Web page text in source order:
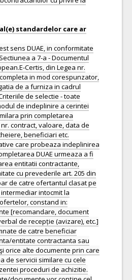
standardelor care ar
sens DUAE, in conformitate
a 7-a - Documentul
Certis, din Legea nr.
in mod corespunzator,
de a furniza in cadrul
de selectie - toate
de indeplinire a cerintei
prin completarea
contract, valoare, data de
beneficiari etc.
care probeaza indeplinirea
DUAE urmeaza a fi
entitatii contractante,
cu prevederile art. 205 din
de catre ofertantul clasat pe
intocmit la
constand in:
[recomandare, document
de recepție (avizare), etc.]
de catre beneficiar
entitate contractanta sau
orice alte documente prin care
de servicii similare cu cele
proceduri de achizitie.